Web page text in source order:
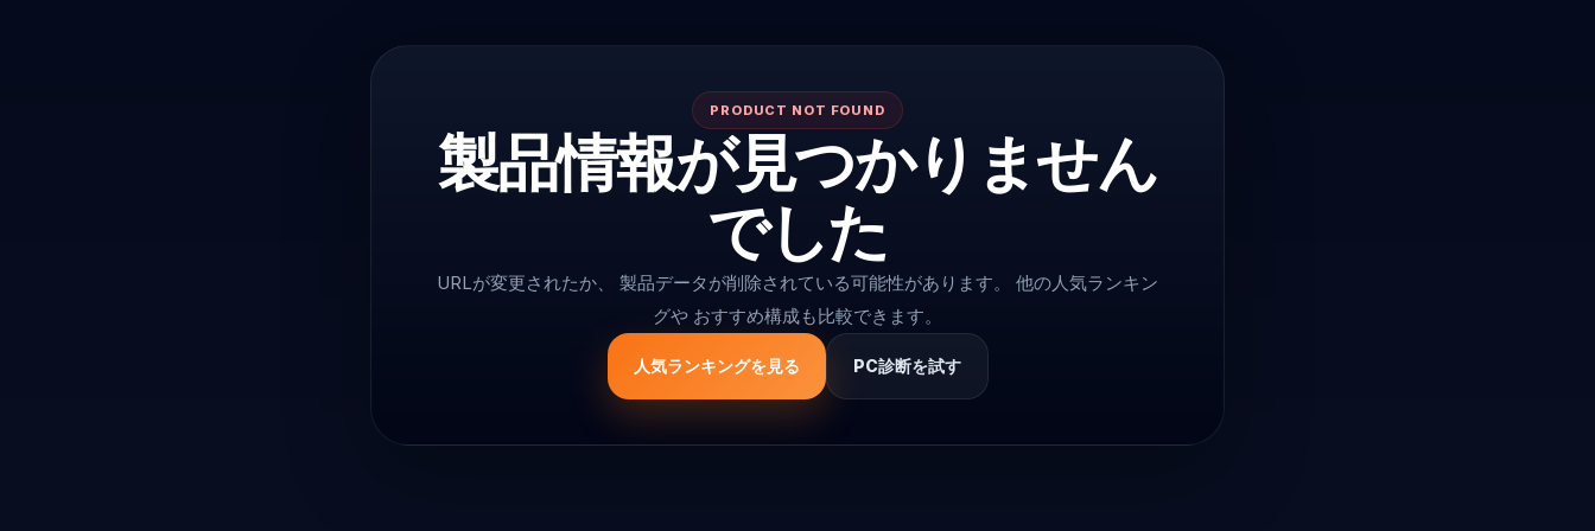
PRODUCT NOT FOUND
製品情報が見つかりません
でした
URLが変更されたか、 製品データが削除されている可能性があります。 他の人気ランキン
グや おすすめ構成も比較できます。
人気ランキングを見る PC診断を試す